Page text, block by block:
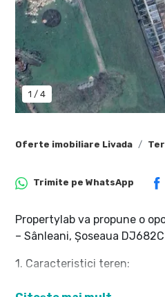
1 / 4
Oferte imobiliare Livada
Trimite pe WhatsApp
Propertylab va propune o
– Sânleani, Șoseaua
1. Caracteristici teren:
Suprafață totală: 10.333 mp